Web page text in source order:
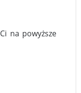
na powyższe